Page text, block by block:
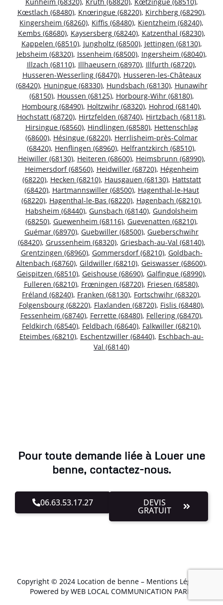
Kœstlach (68480), Knœringue (68220), Kirchberg (68290),
Kingersheim (68260), Kiffis (68480), Kientzheim (68240),
Kembs (68680), Kaysersberg (68240), Katzenthal (68230),
Kappelen (68510), Jungholtz (68500), Jettingen (68130),
Jebsheim (68320), Issenheim (68500), Ingersheim (68040),
Illzach (68110), Illhaeusern (68970), Illfurth (68720),
Husseren-Wesserling (68470), Husseren-les-Châteaux
(68420), Huningue (68330), Hundsbach (68130), Hunawihr
(68150), Houssen (68125), Horbourg-Wihr (68180),
Hombourg (68490), Holtzwihr (68320), Hohrod (68140),
Hochstatt (68720), Hirtzfelden (68740), Hirtzbach (68118),
Hirsingue (68560), Hindlingen (68580), Hettenschlag
(68600), Hésingue (68220), Herrlisheim-près-Colmar
(68420), Henflingen (68960), Helfrantzkirch (68510),
Heiwiller (68130), Heiteren (68600), Heimsbrunn (68990),
Heimersdorf (68560), Heidwiller (68720), Hégenheim
(68220), Hecken (68210), Hausgauen (68130), Hattstatt
(68420), Hartmannswiller (68500), Hagenthal-le-Haut
(68220), Hagenthal-le-Bas (68220), Hagenbach (68210),
Habsheim (68440), Gunsbach (68140), Gundolsheim
(68250), Guewenheim (68116), Guevenatten (68210),
Guémar (68970), Guebwiller (68500), Gueberschwihr
(68420), Grussenheim (68320), Griesbach-au-Val (68140),
Grentzingen (68960), Gommersdorf (68210), Goldbach-
Altenbach (68760), Gildwiller (68210), Geiswasser (68600),
Geispitzen (68510), Geishouse (68690), Galfingue (68990),
Fulleren (68210), Frœningen (68720), Friesen (68580),
Fréland (68240), Franken (68130), Fortschwihr (68320),
Folgensbourg (68220), Flaxlanden (68720), Fislis (68480),
Fessenheim (68740), Ferrette (68480), Fellering (68470),
Feldkirch (68540), Feldbach (68640), Falkwiller (68210),
Eteimbes (68210), Eschentzwiller (68440), Eschbach-au-
Val (68140)
Pour toute demande liée à Louer une
benne, contactez-nous.
06.63.53.17.27 DEVIS
GRATUIT
Copyright © 2024 Location de benne – Mentions Légales
Powered by WEB LOCAL COMMUNICATION PARIS